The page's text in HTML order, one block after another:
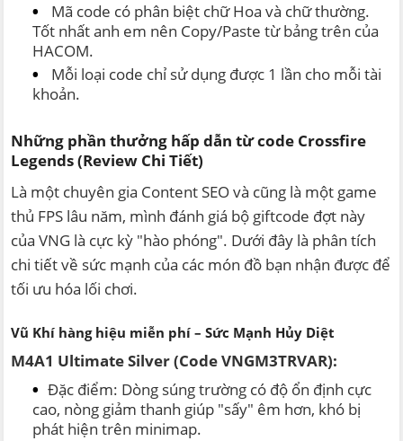
Mã code có phân biệt chữ Hoa và chữ thường.
Tốt nhất anh em nên Copy/Paste từ bảng trên của
HACOM.
Mỗi loại code chỉ sử dụng được 1 lần cho mỗi tài
khoản.
Những phần thưởng hấp dẫn từ code Crossfire
Legends (Review Chi Tiết)
Là một chuyên gia Content SEO và cũng là một game
thủ FPS lâu năm, mình đánh giá bộ giftcode đợt này
của VNG là cực kỳ "hào phóng". Dưới đây là phân tích
chi tiết về sức mạnh của các món đồ bạn nhận được để
tối ưu hóa lối chơi.
Vũ Khí hàng hiệu miễn phí – Sức Mạnh Hủy Diệt
M4A1 Ultimate Silver (Code VNGM3TRVAR):
Đặc điểm: Dòng súng trường có độ ổn định cực
cao, nòng giảm thanh giúp "sấy" êm hơn, khó bị
phát hiện trên minimap.